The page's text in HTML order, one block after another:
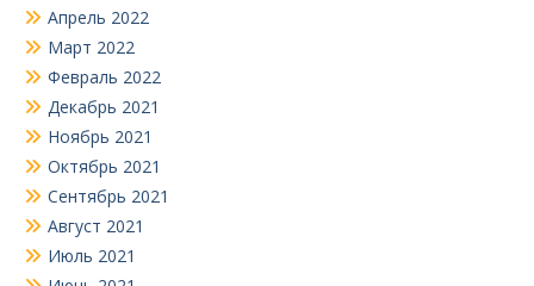
Апрель 2022
Март 2022
Февраль 2022
Декабрь 2021
Ноябрь 2021
Октябрь 2021
Сентябрь 2021
Август 2021
Июль 2021